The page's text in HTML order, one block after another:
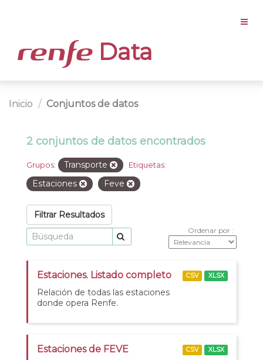
Data
Inicio Conjuntos de datos
2 conjuntos de datos encontrados
Grupos: Transporte Etiquetas:
Estaciones Feve
Filtrar Resultados
Ordenar por
Estaciones. Listado completo
Relación de todas las estaciones
donde opera Renfe.
CSV XLSX
Estaciones de FEVE CSV XLSX